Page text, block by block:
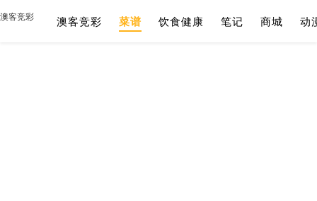
澳客竞彩 澳客竞彩 菜谱 饮食健康 笔记 商城 动